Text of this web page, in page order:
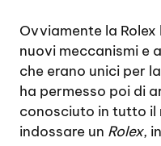
Ovviamente la
nuovi meccanismi e
che erano unici per
ha permesso poi di
conosciuto in tutto il
indossare un Rolex,